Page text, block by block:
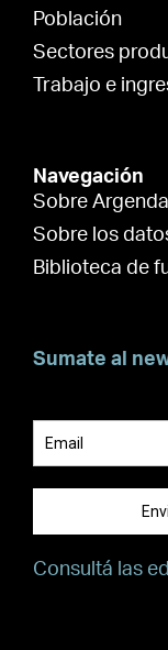
Población
Sectores
Trabajo e
Navegación
Sobre
Sobre los
Biblioteca de
Sumate al
Suscribite
Consultá las